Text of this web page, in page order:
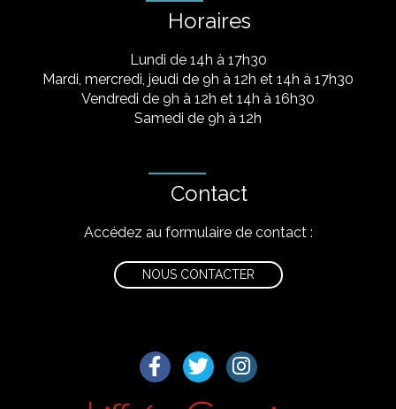
Horaires
Lundi de 14h à 17h30
Mardi, mercredi, jeudi de 9h à 12h et 14h à 17h30
Vendredi de 9h à 12h et 14h à 16h30
Samedi de 9h à 12h
Contact
Accédez au formulaire de contact :
NOUS CONTACTER
Lien vers le compte Facebook
Lien vers le compte Twitter
Lien vers le compte